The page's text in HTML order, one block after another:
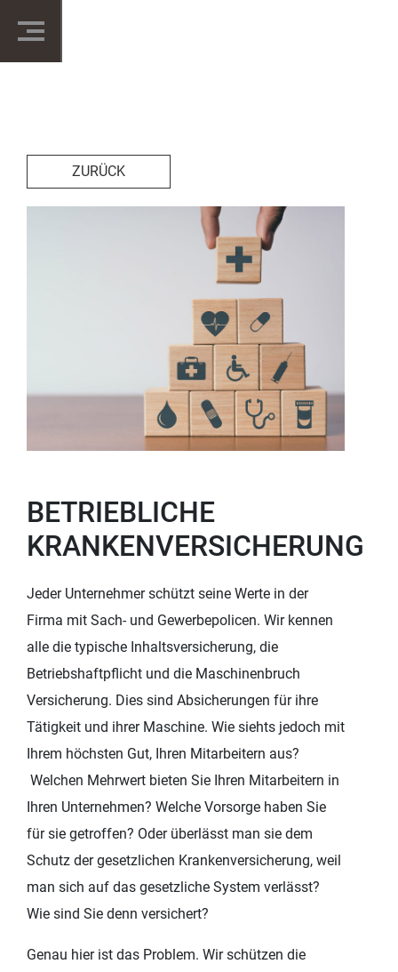
ZURÜCK
BETRIEBLICHE
KRANKENVERSICHERUNG
Jeder Unternehmer schützt seine Werte in der
Firma mit Sach- und Gewerbepolicen. Wir kennen
alle die typische Inhaltsversicherung, die
Betriebshaftpflicht und die Maschinenbruch
Versicherung. Dies sind Absicherungen für ihre
Tätigkeit und ihrer Maschine. Wie siehts jedoch mit
Ihrem höchsten Gut, Ihren Mitarbeitern aus?
Welchen Mehrwert bieten Sie Ihren Mitarbeitern in
Ihren Unternehmen? Welche Vorsorge haben Sie
für sie getroffen? Oder überlässt man sie dem
Schutz der gesetzlichen Krankenversicherung, weil
man sich auf das gesetzliche System verlässt?
Wie sind Sie denn versichert?
Genau hier ist das Problem. Wir schützen die